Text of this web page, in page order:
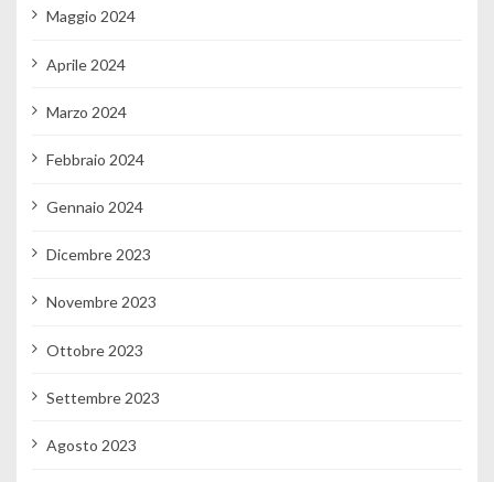
Maggio 2024
Aprile 2024
Marzo 2024
Febbraio 2024
Gennaio 2024
Dicembre 2023
Novembre 2023
Ottobre 2023
Settembre 2023
Agosto 2023